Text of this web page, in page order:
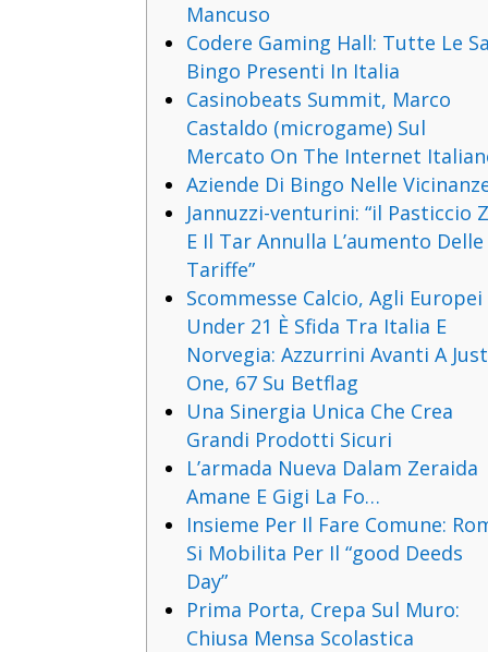
Mancuso
Codere Gaming Hall: Tutte Le
Bingo Presenti In Italia
Casinobeats Summit, Marco
Castaldo (microgame) Sul
Mercato On The Internet
Aziende Di Bingo Nelle
Jannuzzi-venturini: “il Pasticcio
E Il Tar Annulla L’aumento Delle
Tariffe”
Scommesse Calcio, Agli Europei
Under 21 È Sfida Tra Italia E
Norvegia: Azzurrini Avanti A Just
One, 67 Su Betflag
Una Sinergia Unica Che Crea
Grandi Prodotti Sicuri
L’armada Nueva Dalam Zeraida
Amane E Gigi La Fo…
Insieme Per Il Fare Comune:
Si Mobilita Per Il “good Deeds
Day”
Prima Porta, Crepa Sul Muro:
Chiusa Mensa Scolastica